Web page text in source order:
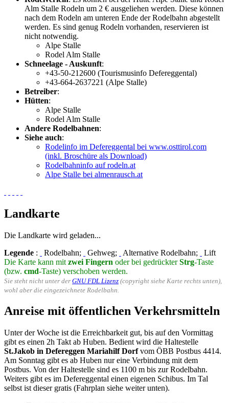
Alm Stalle Rodeln um 2 € ausgeliehen werden. Diese können
nach dem Rodeln am unteren Ende der Rodelbahn abgestellt
werden. Es sind genug Rodeln vorhanden, reservieren ist
nicht notwendig.
Alpe Stalle
Rodel Alm Stalle
Schneelage - Auskunft:
+43-50-212600 (Tourismusinfo Defereggental)
+43-664-2637221 (Alpe Stalle)
Betreiber:
Hütten:
Alpe Stalle
Rodel Alm Stalle
Andere Rodelbahnen:
Siehe auch:
Rodelinfo im Defereggental bei www.osttirol.com
(inkl. Broschüre als Download)
Rodelbahninfo auf rodeln.at
Alpe Stalle bei almenrausch.at
Landkarte
Die Landkarte wird geladen...
Legende : Rodelbahn; Gehweg; Alternative Rodelbahn;
Lift
Die Karte kann mit zwei Fingern oder bei gedrückterStrg-Taste
(bzw. cmd-Taste) verschoben werden.
Sie steht nicht unter der GNU FDL Lizenz (copyright siehe Karte rechts unten),
wohl aber die eingezeichnete Rodelbahn.
Anreise mit öffentlichen Verkehrsmitteln
Unter der Woche ist die Erreichbarkeit gut, bis auf den Vormittag
gibt es einen 2h Takt ab Huben. Bedient wird die Haltestelle
St.Jakob in Defereggen Mariahilf Dorfvom ÖBB Postbus 4414.
Am Sonntag gibt es ab Huben nur eine Verbindung mit dem
Postbus. Von der Haltestelle sind es 1100 m bis zur Rodelbahn.
Weiters gibt es im Defereggental einen eigenen Schibus. Im Tal
selbst ist dieser gratis (Fahrplan siehe weiter unten).